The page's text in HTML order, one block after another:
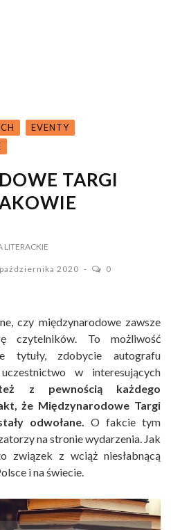
EVENTY
TARGI
LITERACKIE
2020 0
czy międzynarodowe zawsze
czytelników. To możliwość
tytuły, zdobycie autografu
w interesujących
z pewnością każdego
że Międzynarodowe Targi
odwołane. O fakcie tym
na stronie wydarzenia. Jak
związek z wciąż niesłabnącą
i na świecie.